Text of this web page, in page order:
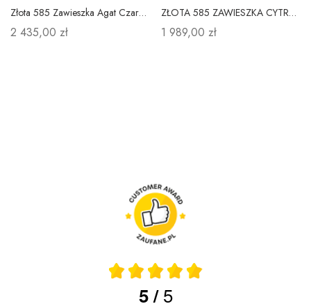
Złota 585 Zawieszka Agat Czarne Diamenty
2 435,00 zł
ZŁOTA 585 ZAWIESZKA CYTRYN DIAMENTY NA PREZENT
1 989,00 zł
5/5